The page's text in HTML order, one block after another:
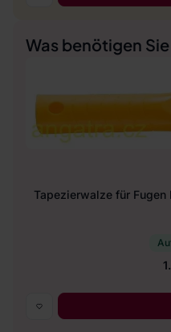
Was benötigen
Tapezierwalze für